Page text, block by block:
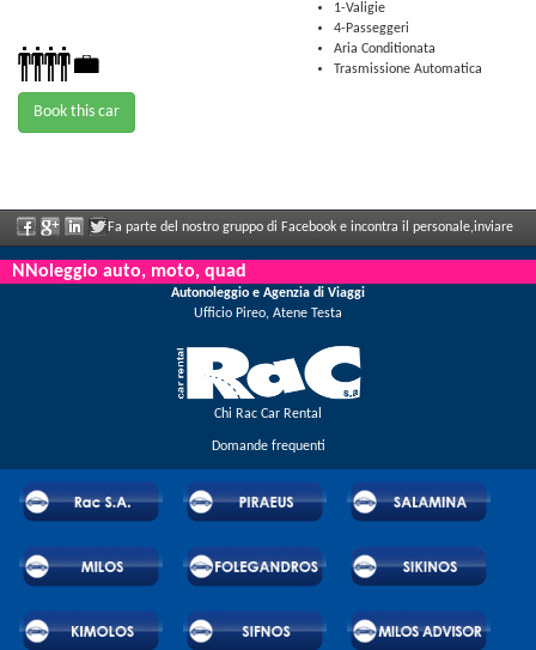
1-Valigie
4-Passeggeri
Aria Conditionata
Trasmissione Automatica
Book this car
Fa parte del nostro gruppo di Facebook e incontra il personale,inviare
le sue valutazioni e ne aproffita i grandi sconti e le offerte che vengono annunciati
NNoleggio auto, moto, quad
Autonoleggio e Agenzia di Viaggi
Ufficio Pireo, Atene Testa
Chi Rac Car Rental
Domande frequenti